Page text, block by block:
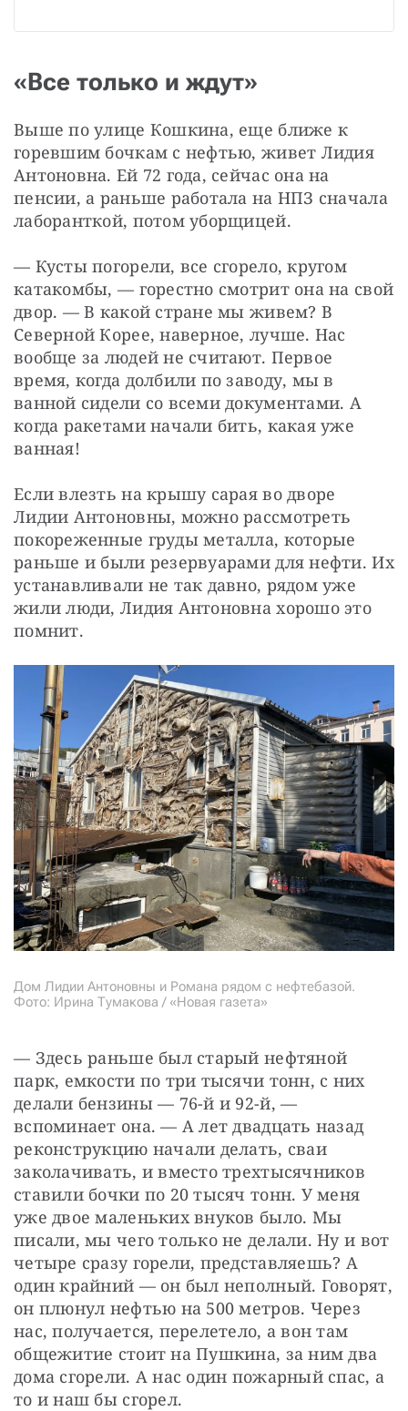
«Все только и ждут»
Выше по улице Кошкина, еще ближе к
горевшим бочкам с нефтью, живет Лидия
Антоновна. Ей 72 года, сейчас она на
пенсии, а раньше работала на НПЗ сначала
лаборанткой, потом уборщицей.
— Кусты погорели, все сгорело, кругом
катакомбы, — горестно смотрит она на свой
двор. — В какой стране мы живем? В
Северной Корее, наверное, лучше. Нас
вообще за людей не считают. Первое
время, когда долбили по заводу, мы в
ванной сидели со всеми документами. А
когда ракетами начали бить, какая уже
ванная!
Если влезть на крышу сарая во дворе
Лидии Антоновны, можно рассмотреть
покореженные груды металла, которые
раньше и были резервуарами для нефти. Их
устанавливали не так давно, рядом уже
жили люди, Лидия Антоновна хорошо это
помнит.
Дом Лидии Антоновны и Романа рядом с нефтебазой.
Фото: Ирина Тумакова / «Новая газета»
— Здесь раньше был старый нефтяной
парк, емкости по три тысячи тонн, с них
делали бензины — 76-й и 92-й, —
вспоминает она. — А лет двадцать назад
реконструкцию начали делать, сваи
заколачивать, и вместо трехтысячников
ставили бочки по 20 тысяч тонн. У меня
уже двое маленьких внуков было. Мы
писали, мы чего только не делали. Ну и вот
четыре сразу горели, представляешь? А
один крайний — он был неполный. Говорят,
он плюнул нефтью на 500 метров. Через
нас, получается, перелетело, а вон там
общежитие стоит на Пушкина, за ним два
дома сгорели. А нас один пожарный спас, а
то и наш бы сгорел.